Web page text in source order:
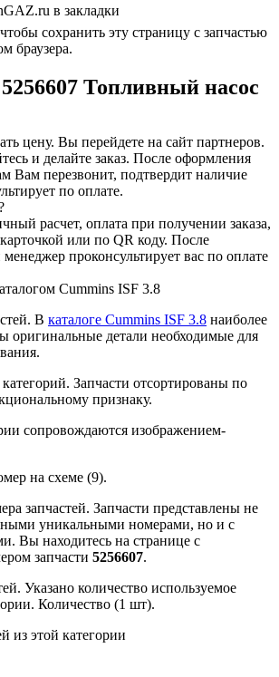
в закладки
сохранить эту страницу с запчастью
браузера.
Топливный насос
цену. Вы перейдете на сайт партнеров.
и делайте заказ. После оформления
Вам перезвонит, подтвердит наличие
по оплате.
расчет, оплата при получении заказа,
или по QR коду. После
проконсультирует вас по оплате
Cummins ISF 3.8
В каталоге Cummins ISF 3.8 наиболее
оригинальные детали необходимые для
Запчасти отсортированы по
признаку.
сопровождаются изображением-
на схеме (9).
запчастей. Запчасти представлены не
уникальными номерами, но и с
Вы находитесь на странице с
запчасти 5256607.
Указано количество используемое
Количество (1 шт).
из этой категории